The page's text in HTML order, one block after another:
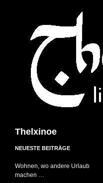
Thelxinoe
NEUESTE BEITRÄGE
Wohnen, wo andere Urlaub
machen …